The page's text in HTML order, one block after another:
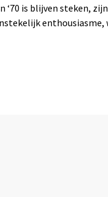
is blijven steken,